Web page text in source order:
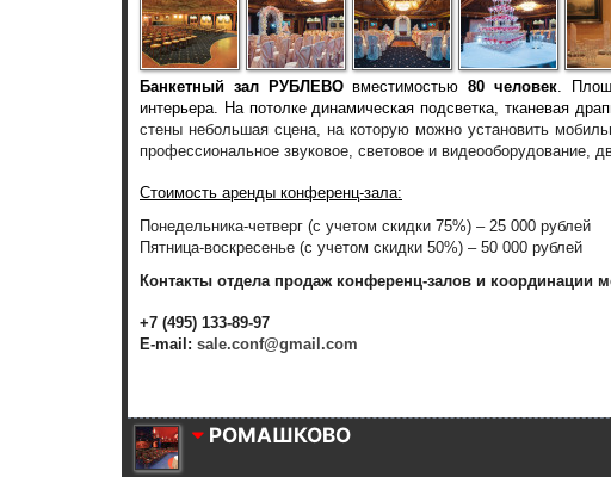
Банкетный зал РУБЛЕВОвместимостью80 человек.
интерьера. На потолке динамическая подсветка, тканевая
стены небольшая сцена, на которую можно установить
профессиональное звуковое, световое и видеооборудование,
Стоимость аренды конференц-зала:
Понедельника-четверг (с учетом скидки 75%) – 25 000 рублей
Пятница-воскресенье (с учетом скидки 50%) – 50 000 рублей
Контакты отдела продаж конференц-залов и координации
+7 (495) 133-89-97
E-mail: sale.conf@gmail.com
РОМАШКОВО